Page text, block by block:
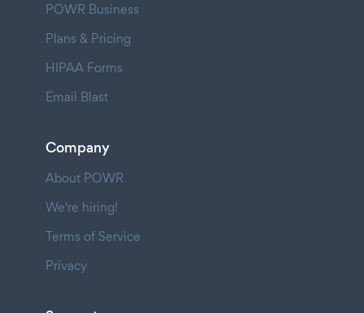
POWR Business
Plans & Pricing
HIPAA Forms
Email Blast
Company
About POWR
We're hiring!
Terms of Service
Privacy